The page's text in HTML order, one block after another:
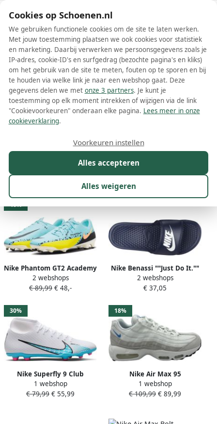
Schoenen.nl
Wis filters Alle filters
Blauwe Nike damesschoenen
Meer lezen
Model Kleur
683 resultaten:
46%
Nike Phantom GT2 Academy
Gras Kunstgras
Voetbalschoenen (MG)
2 webshops
€ 89,99 € 48,-
Nike Benassi ""Just Do It.""
Sandal Slippers Unisex Navy
2 webshops
€ 37,05
30%
Nike Superfly 9 Club
Voetbalschoen met sok Wit
Blauw Limited edition Doos
1 webshop
€ 79,99 € 55,99
18%
Nike Air Max 95
Damesschoenen Summit
White Mantra Orange Black
1 webshop
€ 109,99 € 89,99
Cookies op Schoenen.nl
We gebruiken functionele cookies om de site te laten werken.
Met jouw toestemming plaatsen we ook cookies voor statistiek
en marketing. Daarbij verwerken we persoonsgegevens zoals je
IP-adres, cookie-ID's en surfgedrag (bezochte pagina's en kliks)
om het gebruik van de site te meten, fouten op te sporen en bij
te houden via welke link je naar een webshop gaat. Deze
gegevens delen we met onze 3 partners. Je kunt je
toestemming op elk moment intrekken of wijzigen via de link
"Cookievoorkeuren" onderaan elke pagina. Lees meer in onze
cookieverklaring.
Alles accepteren
Alles weigeren
Voorkeuren instellen